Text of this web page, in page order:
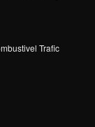
Trafic